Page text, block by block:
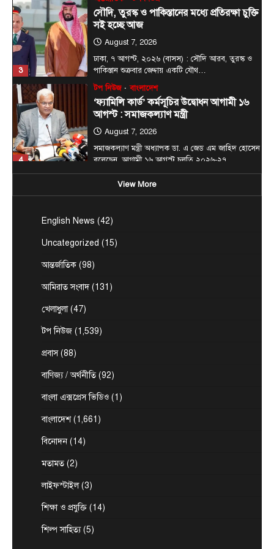
3
August 7, 2026
ঢাকা, ৭ আগস্ট, ২০২৬ (বাসস) : সৌদি আরব, তুরস্ক ও
পাকিস্তান শুক্রবার জেদ্দায় একটি যৌথ…
4
টপ নিউজ বাংলাদেশ
‘ফ্যামিলি কার্ড’ কর্মসূচির উদ্বোধন আগামী ১৬
আগস্ট : সমাজকল্যাণ মন্ত্রী
August 7, 2026
সমাজকল্যাণ মন্ত্রী অধ্যাপক ডা. এ জেড এম জাহিদ হোসেন
বলেছেন, আগামী ১৬ আগস্ট চলতি ২০২৬-২৭…
টপ নিউজ বাংলাদেশ বিশেষ সংবাদ
সরকারের পাঁচ মন্ত্রণালয় ও দপ্তরে নতুন সচিব
নিয়োগ
August 7, 2026
দিয়েছে সরকার। আজ (বৃহস্পতিবার) এ সংক্রান্ত…
জেলা সংবাদ
ছেলের বাঁশখালী সফর
August 8, 2026
টপ নিউজ
August 8, 2026
চট্টগ্রাম, (বাসস) : প্রধানমন্ত্রী হিসেবে দায়িত্ব গ্রহণের পর
প্রথমবার চট্টগ্রাম সফরে আসছেন তারেক রহমান।
আগামী…
পাকিস্তান শুক্রবার জেদ্দায় একটি যৌথ…
‘ফ্যামিলি কার্ড’ কর্মসূচির উদ্বোধন আগামী ১৬
View More
English News (42)
Uncategorized (15)
আন্তর্জাতিক (98)
আমিরাত সংবাদ(131)
খেলাধুলা(47)
টপ নিউজ (1,539)
প্রবাস(88)
বাণিজ্য / অর্থনীতি (92)
বাংলা এক্সপ্রেস ভিডিও (1)
বাংলাদেশ(1,661)
বিনোদন (14)
মতামত (2)
লাইফস্টাইল(3)
শিক্ষা ও প্রযুক্তি (14)
শিল্প সাহিত্য(5)